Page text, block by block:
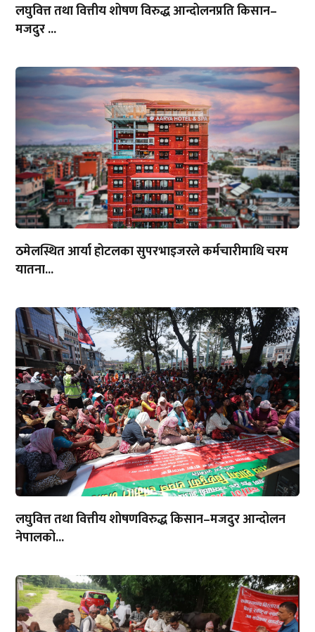
लघुवित्त तथा वित्तीय शोषण विरुद्ध आन्दोलनप्रति किसान–
मजदुर ...
ठमेलस्थित आर्या होटलका सुपरभाइजरले कर्मचारीमाथि चरम
यातना...
लघुवित्त तथा वित्तीय शोषणविरुद्ध किसान–मजदुर आन्दोलन
नेपालको...